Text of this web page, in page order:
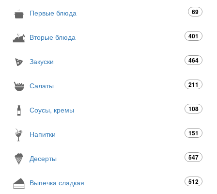
Первые блюда 69
Вторые блюда 401
Закуски 464
Салаты 211
Соусы, кремы 108
Напитки 151
Десерты 547
Выпечка сладкая 512